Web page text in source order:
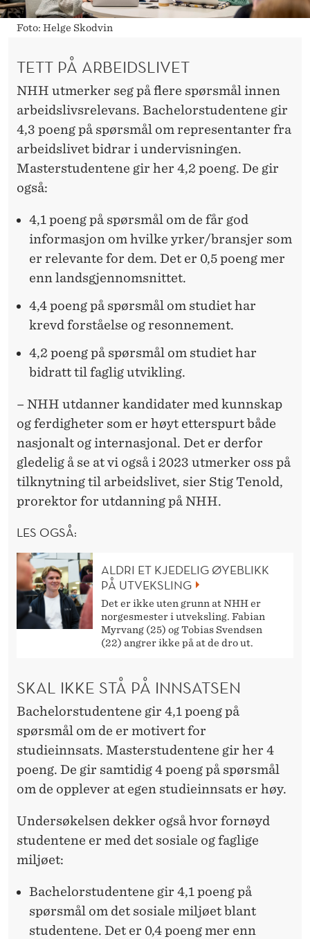
Foto: Helge Skodvin
TETT PÅ ARBEIDSLIVET
NHH utmerker seg på flere spørsmål innen
arbeidslivsrelevans. Bachelorstudentene gir
4,3 poeng på spørsmål om representanter fra
arbeidslivet bidrar i undervisningen.
Masterstudentene gir her 4,2 poeng. De gir
også:
4,1 poeng på spørsmål om de får god
informasjon om hvilke yrker/bransjer som
er relevante for dem. Det er 0,5 poeng mer
enn landsgjennomsnittet.
4,4 poeng på spørsmål om studiet har
krevd forståelse og resonnement.
4,2 poeng på spørsmål om studiet har
bidratt til faglig utvikling.
– NHH utdanner kandidater med kunnskap
og ferdigheter som er høyt etterspurt både
nasjonalt og internasjonal. Det er derfor
gledelig å se at vi også i 2023 utmerker oss på
tilknytning til arbeidslivet, sier Stig Tenold,
prorektor for utdanning på NHH.
LES OGSÅ:
ALDRI ET KJEDELIG ØYEBLIKK
PÅ UTVEKSLING
Det er ikke uten grunn at NHH er
norgesmester i utveksling. Fabian
Myrvang (25) og Tobias Svendsen
(22) angrer ikke på at de dro ut.
SKAL IKKE STÅ PÅ INNSATSEN
Bachelorstudentene gir 4,1 poeng på
spørsmål om de er motivert for
studieinnsats. Masterstudentene gir her 4
poeng. De gir samtidig 4 poeng på spørsmål
om de opplever at egen studieinnsats er høy.
Undersøkelsen dekker også hvor fornøyd
studentene er med det sosiale og faglige
miljøet:
Bachelorstudentene gir 4,1 poeng på
spørsmål om det sosiale miljøet blant
studentene. Det er 0,4 poeng mer enn